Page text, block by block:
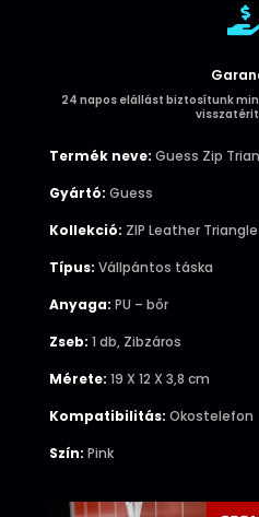
24 napos elállást biztosítunk
Termék neve: Guess Zip
Gyártó: Guess
Kollekció: ZIP Leather Triangle
Típus: Vállpántos táska
Anyaga: PU – bőr
Zseb: 1 db, Zibzáros
Mérete: 19 X 12 X 3,8 cm
Kompatibilitás: Okostelefon
Szín: Pink